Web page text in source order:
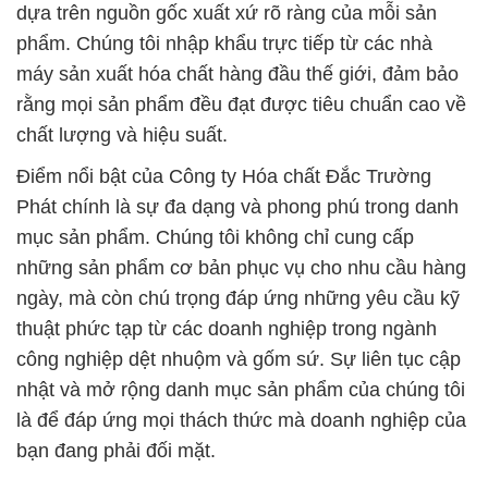
dựa trên nguồn gốc xuất xứ rõ ràng của mỗi sản
phẩm. Chúng tôi nhập khẩu trực tiếp từ các nhà
máy sản xuất hóa chất hàng đầu thế giới, đảm bảo
rằng mọi sản phẩm đều đạt được tiêu chuẩn cao về
chất lượng và hiệu suất.
Điểm nổi bật của Công ty Hóa chất Đắc Trường
Phát chính là sự đa dạng và phong phú trong danh
mục sản phẩm. Chúng tôi không chỉ cung cấp
những sản phẩm cơ bản phục vụ cho nhu cầu hàng
ngày, mà còn chú trọng đáp ứng những yêu cầu kỹ
thuật phức tạp từ các doanh nghiệp trong ngành
công nghiệp dệt nhuộm và gốm sứ. Sự liên tục cập
nhật và mở rộng danh mục sản phẩm của chúng tôi
là để đáp ứng mọi thách thức mà doanh nghiệp của
bạn đang phải đối mặt.